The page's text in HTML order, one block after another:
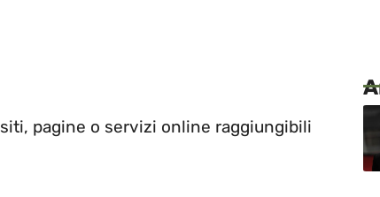
pagine o servizi online raggiungibili